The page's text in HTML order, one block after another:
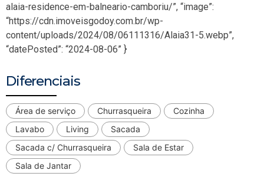
alaia-residence-em-balneario-camboriu/”, “image”:
“https://cdn.imoveisgodoy.com.br/wp-
content/uploads/2024/08/06111316/Alaia31-5.webp”,
“datePosted”: “2024-08-06” }
Diferenciais
Área de serviço Churrasqueira
Cozinha
Lavabo
Living
Sacada
Sacada c/ Churrasqueira
Sala de Estar
Sala de Jantar